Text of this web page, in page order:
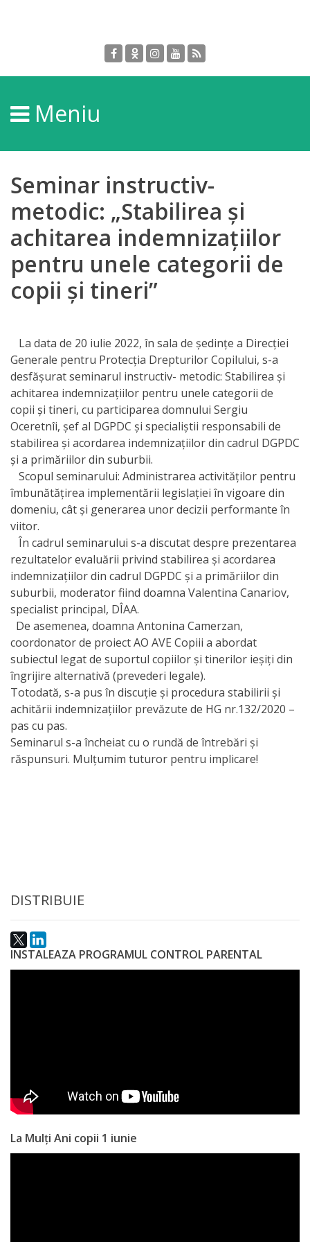
DGPDC
Informații
despre
DGPDC
Subdiviziuni/Servicii
Structura
Strategia
audienței
Managementul
instituției
Planuri
de
activitate
Parteneriate
Proiecte
Rapoarte
de
activitate
Transparență
Achiziții
publice
achiziții
Anticorupție
și
regulamente
Legislație
Meniu
Seminar instructiv-
metodic: „Stabilirea și
achitarea indemnizațiilor
pentru unele categorii de
copii și tineri”
La data de 20 iulie 2022, în sala de ședințe a Direcției
Generale pentru Protecția Drepturilor Copilului, s-a
desfășurat seminarul instructiv- metodic: Stabilirea și
achitarea indemnizațiilor pentru unele categorii de
copii și tineri, cu participarea domnului Sergiu
Oceretnîi, șef al DGPDC și specialiștii responsabili de
stabilirea și acordarea indemnizațiilor din cadrul DGPDC
și a primăriilor din suburbii.
Scopul seminarului: Administrarea activităților pentru
îmbunătățirea implementării legislației în vigoare din
domeniu, cât și generarea unor decizii performante în
viitor.
În cadrul seminarului s-a discutat despre prezentarea
rezultatelor evaluării privind stabilirea și acordarea
indemnizațiilor din cadrul DGPDC și a primăriilor din
suburbii, moderator fiind doamna Valentina Canariov,
specialist principal, DÎAA.
De asemenea, doamna Antonina Camerzan,
coordonator de proiect AO AVE Copiii a abordat
subiectul legat de suportul copiilor și tinerilor ieșiți din
îngrijire alternativă (prevederi legale).
Totodată, s-a pus în discuție și procedura stabilirii și
achitării indemnizațiilor prevăzute de HG nr.132/2020 –
pas cu pas.
Seminarul s-a încheiat cu o rundă de întrebări și
răspunsuri. Mulțumim tuturor pentru implicare!
DISTRIBUIE
INSTALEAZA PROGRAMUL CONTROL PARENTAL
La Mulți Ani copii 1 iunie